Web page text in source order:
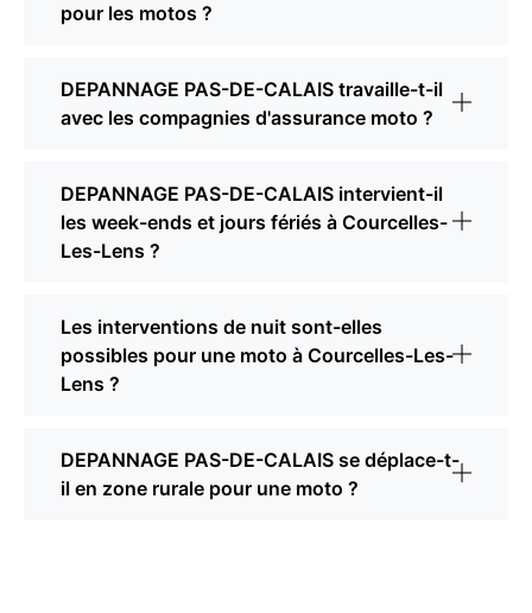
pour les motos ?
DEPANNAGE PAS-DE-CALAIS travaille-t-il
avec les compagnies d'assurance moto ?
DEPANNAGE PAS-DE-CALAIS intervient-il
les week-ends et jours fériés à Courcelles-
Les-Lens ?
Les interventions de nuit sont-elles
possibles pour une moto à Courcelles-Les-
Lens ?
DEPANNAGE PAS-DE-CALAIS se déplace-t-
il en zone rurale pour une moto ?